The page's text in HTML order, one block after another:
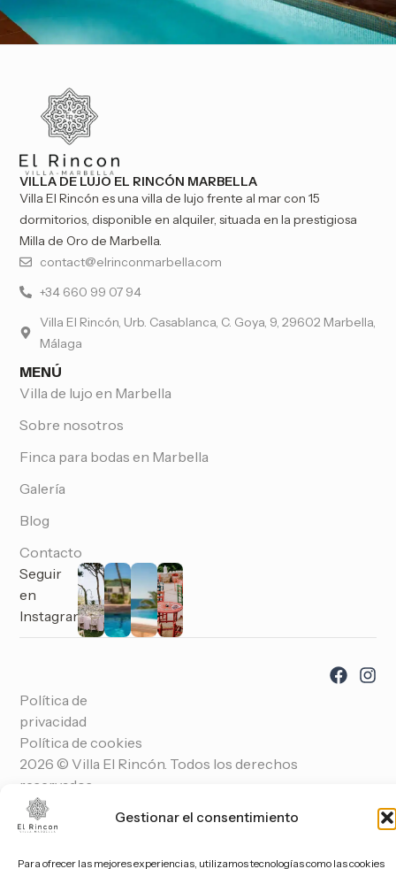
Gestionar el consentimiento
Para ofrecer las mejores experiencias, utilizamos tecnologías como las cookies
VILLA DE LUJO EL RINCÓN MARBELLA
Villa El Rincón es una villa de lujo frente al mar con 15
dormitorios, disponible en alquiler, situada en la prestigiosa
Milla de Oro de Marbella.
contact@elrinconmarbella.com
+34 660 99 07 94
Villa El Rincón, Urb. Casablanca, C. Goya, 9, 29602 Marbella,
Málaga
MENÚ
Villa de lujo en Marbella
Sobre nosotros
Finca para bodas en Marbella
Galería
Blog
Contacto
Seguir
en
Instagram
2026 © Villa El Rincón. Todos los derechos
reservados.
Política de
privacidad
Política de cookies